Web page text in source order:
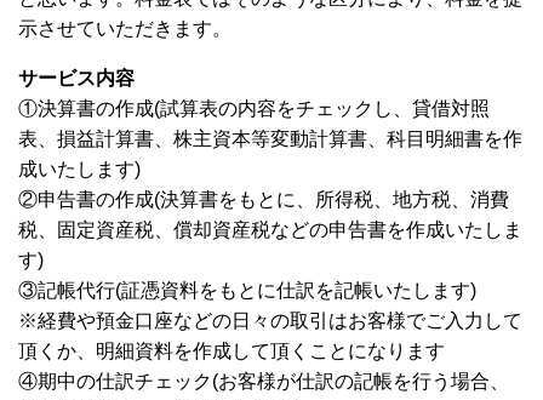
示させていただきます。
サービス内容
①決算書の作成(試算表の内容をチェックし、貸借対照
表、損益計算書、株主資本等変動計算書、科目明細書を作
成いたします)
②申告書の作成(決算書をもとに、所得税、地方税、消費
税、固定資産税、償却資産税などの申告書を作成いたしま
す)
③記帳代行(証憑資料をもとに仕訳を記帳いたします)
※経費や預金口座などの日々の取引はお客様でご入力して
頂くか、明細資料を作成して頂くことになります
④期中の仕訳チェック(お客様が仕訳の記帳を行う場合、